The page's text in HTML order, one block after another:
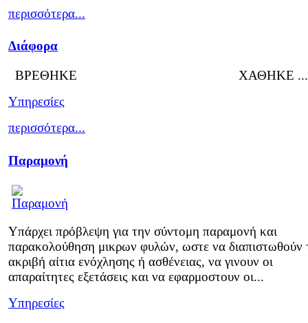
περισσότερα...
Διάφορα
ΒΡΕΘΗΚΕ ΧΑΘΗΚΕ ...
Υπηρεσίες
περισσότερα...
Παραμονή
Υπάρχει πρόβλεψη για την σύντομη παραμονή και
παρακολούθηση μικρων φυλών, ωστε να διαπιστωθούν
ακριβή αίτια ενόχλησης ή ασθένειας, να γινουν οι
απαραίτητες εξετάσεις και να εφαρμοστουν οι...
Υπηρεσίες